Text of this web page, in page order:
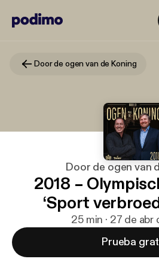
Door de ogen van de Koning
Door de ogen van
2018 –
‘Sport
25 min · 27 de
Prueba